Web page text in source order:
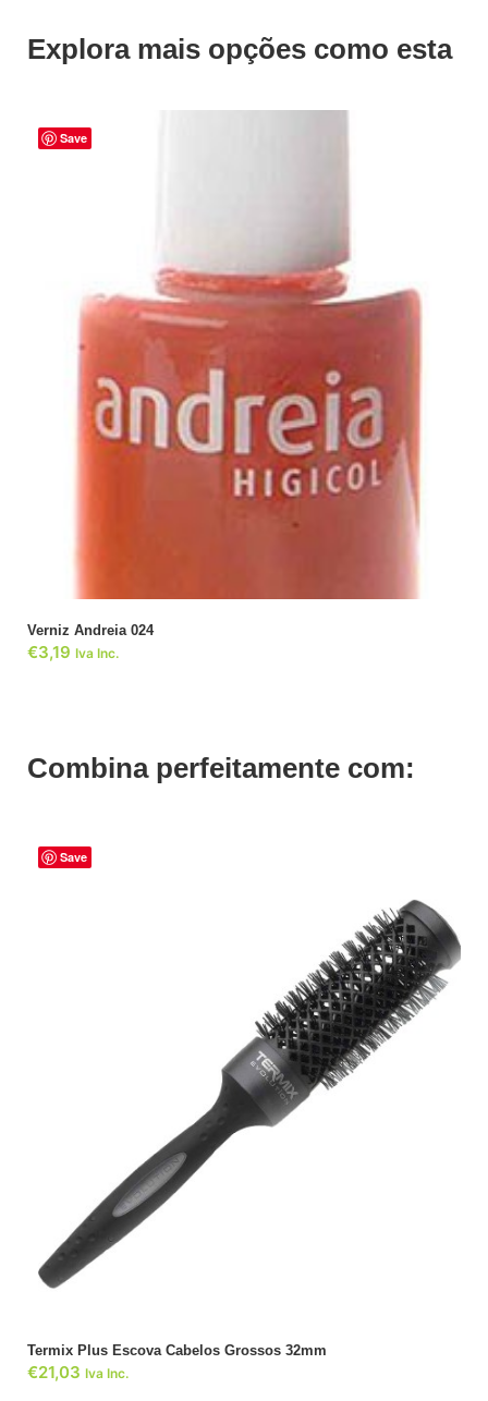
Explora mais opções como esta
Save
ADICIONAR
Verniz Andreia 024
€3,19 Iva Inc.
Combina perfeitamente com:
Save
Termix Plus Escova Cabelos Grossos 32mm
€21,03 Iva Inc.